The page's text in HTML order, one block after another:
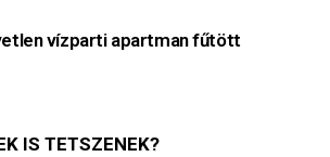
vízparti apartman fűtött
IS TETSZENEK?